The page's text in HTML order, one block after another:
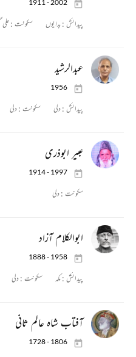
1911 - 2002
پیدائش : بدایوں سکونت :
عبدالرشید
1956
پیدائش :دلی سکونت :دلی
عبیر ابوذری
1914 - 1997
سکونت :دلی
ابوالکلام آزاد
1888 - 1958
پیدائش :مکہ سکونت :دلی
آفتاب شاہ عالم ثانی
1728 - 1806